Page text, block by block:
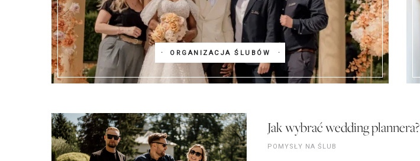
ORGANIZACJA ŚLUBÓW
Jak wybrać wedding plannera?
POMYSŁY NA ŚLUB